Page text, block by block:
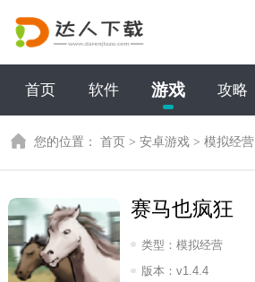
首页 软件 游戏 攻略
您的位置：首页 >安卓游戏 >模拟经营
赛马也疯狂
类型：模拟经营
版本：v1.4.4